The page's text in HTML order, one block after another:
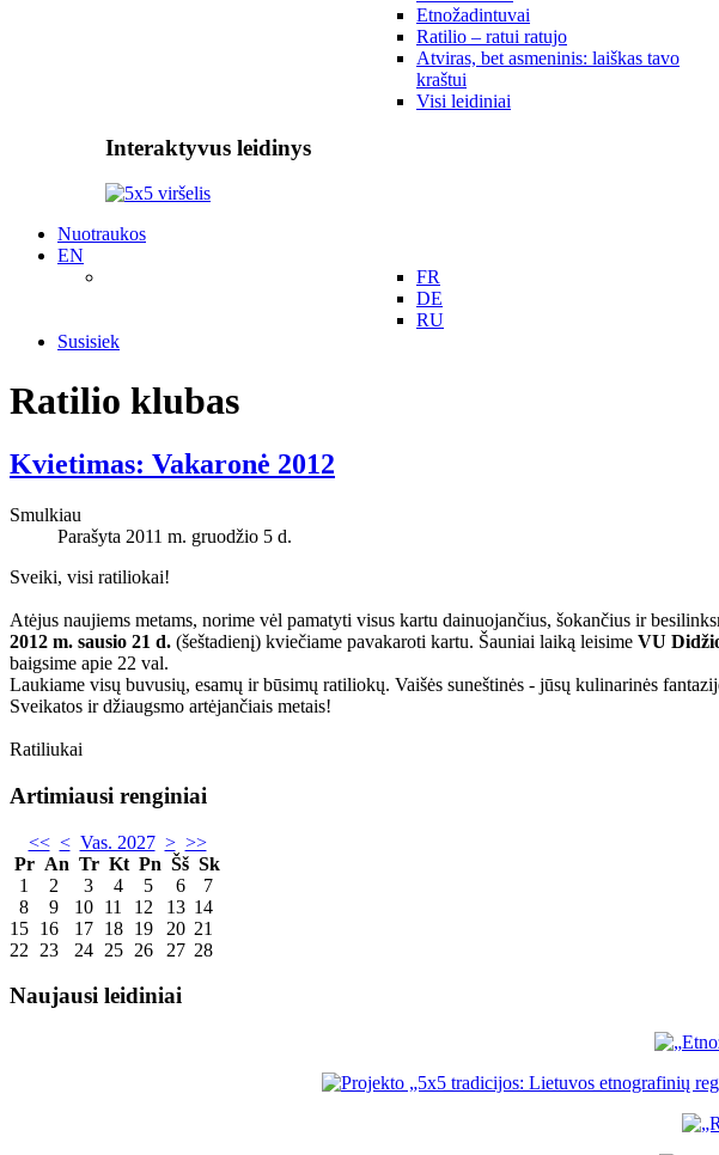
Etnožadintuvai
Ratilio – ratui ratujo
Atviras, bet asmeninis: laiškas tavo
kraštui
Visi leidiniai
Interaktyvus leidinys
Nuotraukos
EN
FR
DE
RU
Susisiek
Ratilio klubas
Kvietimas: Vakaronė 2012
Smulkiau
Parašyta 2011 m. gruodžio 5 d.
Sveiki, visi ratiliokai!
Atėjus naujiems metams, norime vėl pamatyti visus kartu dainuojančius, šokančius ir
2012 m. sausio 21 d. (šeštadienį) kviečiame pavakaroti kartu. Šauniai laiką leisime VU
baigsime apie 22 val.
Laukiame visų buvusių, esamų ir būsimų ratiliokų. Vaišės suneštinės - jūsų kulinarinės
Sveikatos ir džiaugsmo artėjančiais metais!
Ratiliukai
Artimiausi renginiai
<< < Vas. 2027 > >>
Pr An Tr Kt Pn Šš Sk
1
2 3 4 5 6
7
8
9 10 11 12 13 14
15 16 17 18 19 20 21
22
23 24 25 26 27 28
Naujausi leidiniai